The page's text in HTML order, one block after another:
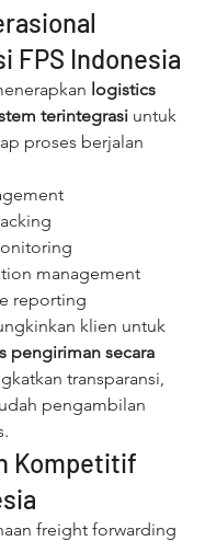
FPS Indonesia
logistics
terintegrasi untuk
proses berjalan
management
reporting
klien untuk
pengiriman secara
transparansi,
pengambilan
Kompetitif
freight forwarding